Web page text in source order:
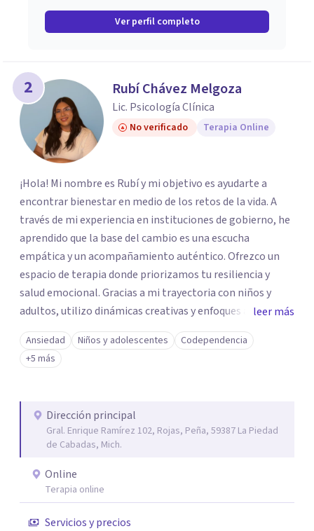
Ver perfil completo
2 Rubí Chávez Melgoza
Lic. Psicología Clínica
No verificado Terapia Online
¡Hola! Mi nombre es Rubí y mi objetivo es ayudarte a
encontrar bienestar en medio de los retos de la vida. A
través de mi experiencia en instituciones de gobierno, he
aprendido que la base del cambio es una escucha
empática y un acompañamiento auténtico. ​Ofrezco un
espacio de terapia donde priorizamos tu resiliencia y
salud emocional. Gracias a mi trayectoria con niños y
adultos, utilizo dinámicas creativas y enfoques adaptados
a tus necesidades específicas. Estoy aquí para escucharte
y brindarte las herramientas necesarias para fortalecer
tu paz mental.
leer más
Ansiedad Niños y adolescentes
Codependencia
+5 más
Dirección principal
Gral. Enrique Ramírez 102, Rojas, Peña, 59387 La Piedad
de Cabadas, Mich.
Online
Terapia online
Servicios y precios